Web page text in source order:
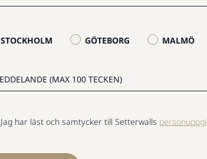
STOCKHOLM GÖTEBORG MALMÖ
Jag har läst och samtycker till Setterwalls